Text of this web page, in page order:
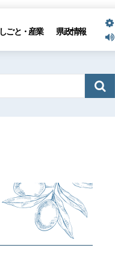
しごと・産業 県政情報